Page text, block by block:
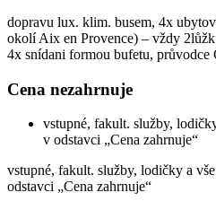
dopravu lux. klim. busem, 4x
okolí Aix en Provence) – vždy
4x snídani formou bufetu, průvodce
Cena nezahrnuje
vstupné, fakult. služby,
v odstavci „Cena zahrnuje“
vstupné, fakult. služby, lodičky a
odstavci „Cena zahrnuje“